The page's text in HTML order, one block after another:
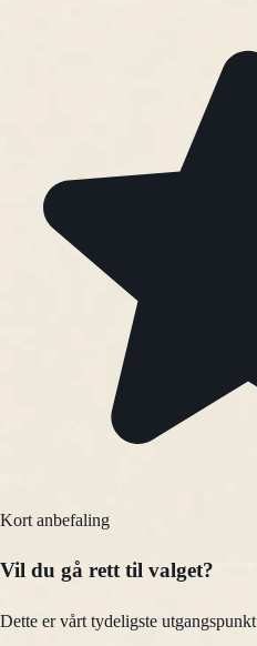
Kort anbefaling
Vil du gå rett til valget?
Dette er vårt tydeligste utgangspunkt